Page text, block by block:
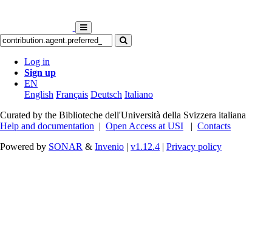
Log in
Sign up
EN
English Français Deutsch Italiano
Curated by the Biblioteche dell'Università della Svizzera italiana
Help and documentation | Open Access at USI | Contacts
Powered by SONAR & Invenio | v1.12.4 | Privacy policy